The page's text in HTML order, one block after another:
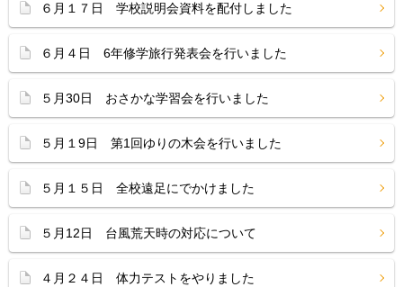
６月１７日 学校説明会資料を配付しました
６月４日 6年修学旅行発表会を行いました
５月30日 おさかな学習会を行いました
５月１9日 第1回ゆりの木会を行いました
５月１５日 全校遠足にでかけました
５月12日 台風荒天時の対応について
４月２４日 体力テストをやりました